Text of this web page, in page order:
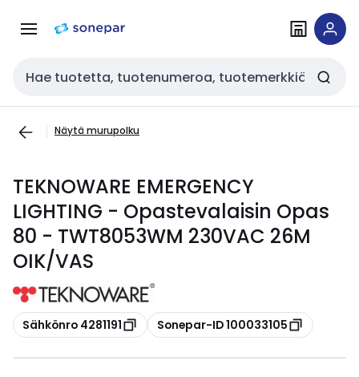
navigointiinsisältöön
Haku
Näytä murupolku
TEKNOWARE EMERGENCY
LIGHTING - Opastevalaisin Opas
80 - TWT8053WM 230VAC 26M
OIK/VAS
Kopioi
Sähkönro 4281191 Kopioi
Sonepar-ID 100033105